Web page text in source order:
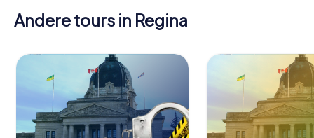
Andere tours in Regina